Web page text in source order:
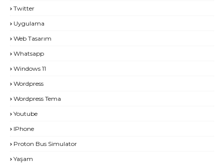
Twitter
Uygulama
Web Tasarım
Whatsapp
Windows 11
Wordpress
Wordpress Tema
Youtube
IPhone
Proton Bus Simulator
Yaşam